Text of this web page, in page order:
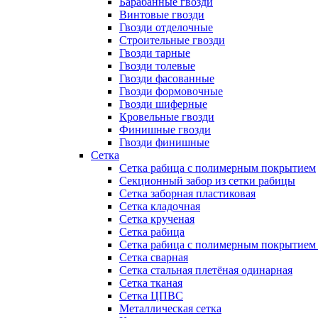
Винтовые гвозди
Гвозди отделочные
Строительные гвозди
Гвозди тарные
Гвозди толевые
Гвозди фасованные
Гвозди формовочные
Гвозди шиферные
Кровельные гвозди
Финишные гвозди
Гвозди финишные
Сетка
Сетка рабица с полимерным покрытием
Секционный забор из сетки рабицы
Сетка заборная пластиковая
Сетка кладочная
Сетка крученая
Сетка рабица
Сетка рабица с полимерным покрытием
Сетка сварная
Сетка стальная плетёная одинарная
Сетка тканая
Сетка ЦПВС
Металлическая сетка